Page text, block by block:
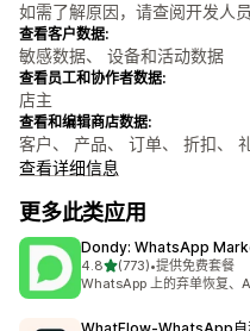
如需了解原因，请查阅开发人
查看客户数据:
敏感数据、 设备和活动数据
查看员工和协作者数据:
店主
查看和编辑商店数据:
客户、 产品、 订单、 折扣、
查看详细信息
更多此类应用
Dondy: WhatsApp
4.8星（满分 5 星）
(773)
总共 773 条评论
•提供免费套餐
WhatsApp 上的弃单恢复、